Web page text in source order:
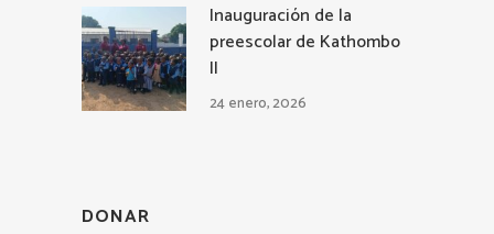
Inauguración de la
preescolar de Kathombo
II
24 enero, 2026
DONAR